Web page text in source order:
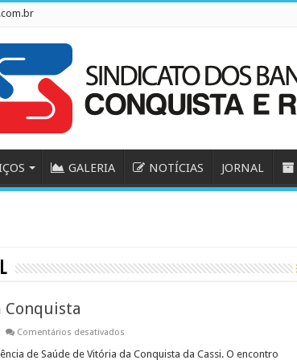
GALERIA NOTÍCIAS JORNAL
Conquista
Comentários desativados
Conferência
de Saúde de Vitória da Conquista da Cassi. O encontro